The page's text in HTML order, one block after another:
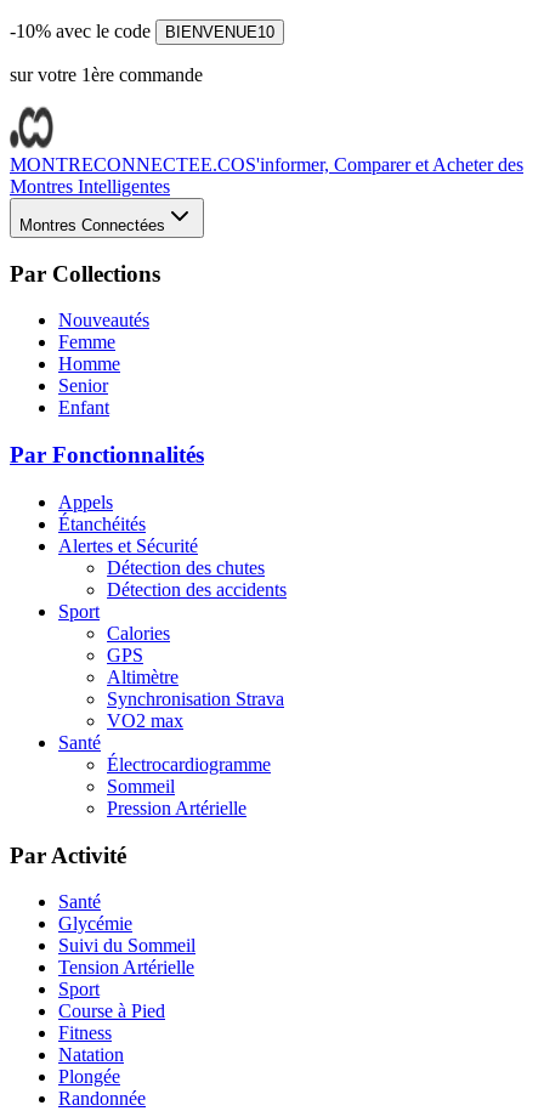
-10% avec le code BIENVENUE10
sur votre 1ère commande
MONTRECONNECTEE.COS'informer, Comparer et Acheter des
Montres Intelligentes
Montres Connectées
Par Collections
Nouveautés
Femme
Homme
Senior
Enfant
Par Fonctionnalités
Appels
Étanchéités
Alertes et Sécurité
Détection des chutes
Détection des accidents
Sport
Calories
GPS
Altimètre
Synchronisation Strava
VO2 max
Santé
Électrocardiogramme
Sommeil
Pression Artérielle
Par Activité
Santé
Glycémie
Suivi du Sommeil
Tension Artérielle
Sport
Course à Pied
Fitness
Natation
Plongée
Randonnée